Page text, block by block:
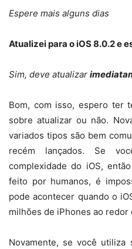
Espere mais alguns dias
Atualizei para o iOS 8.0.2 e
Sim, deve atualizar
Bom, com isso, espero ter
sobre atualizar ou não.
variados tipos são bem
recém lançados. Se
complexidade do iOS,
feito por humanos, é
pode acontecer quando o
milhões de iPhones ao redor
Novamente, se você utiliza